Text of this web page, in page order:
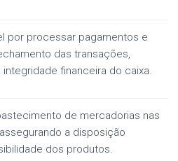
por processar pagamentos e
das transações,
integridade financeira do caixa.
de mercadorias nas
a disposição
dos produtos.